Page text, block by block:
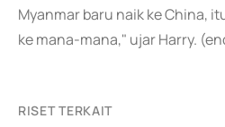
Myanmar baru naik ke China,
ke mana-mana," ujar Harry.
RISET TERKAIT